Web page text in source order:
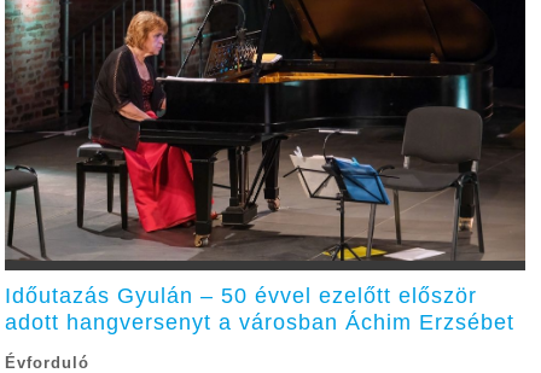
Időutazás Gyulán – 50 évvel ezelőtt először
adott hangversenyt a városban Áchim Erzsébet
Évforduló